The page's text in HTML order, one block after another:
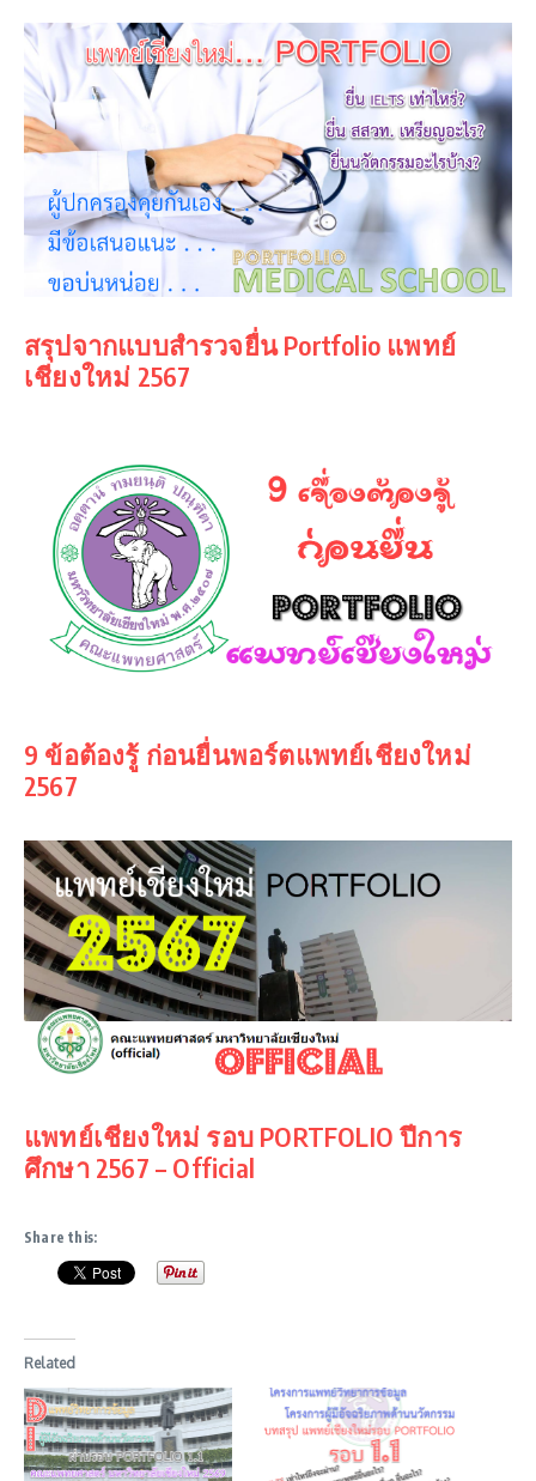
สรุปจากแบบสำรวจยื่น Portfolio แพทย์
เชียงใหม่ 2567
9 ข้อต้องรู้ ก่อนยื่นพอร์ตแพทย์เชียงใหม่
2567
แพทย์เชียงใหม่ รอบ PORTFOLIO ปีการ
ศึกษา 2567 – Official
Share this:
Related